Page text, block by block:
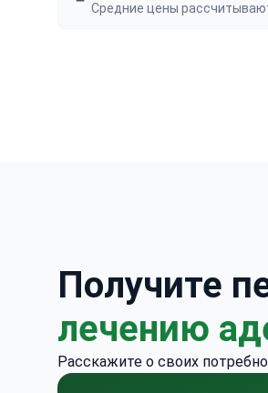
Средние цены
Получите
лечению
Расскажите о своих